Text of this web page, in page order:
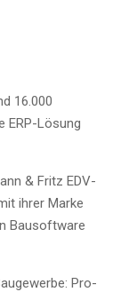
16.000
ERP-Lösung
& Fritz EDV-
ihrer Mar­ke
Bau­soft­ware
Pro-